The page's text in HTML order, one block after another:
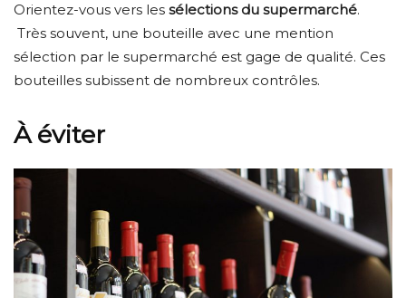
Orientez-vous vers les sélections du supermarché.
Très souvent, une bouteille avec une mention
sélection par le supermarché est gage de qualité. Ces
bouteilles subissent de nombreux contrôles.
À éviter